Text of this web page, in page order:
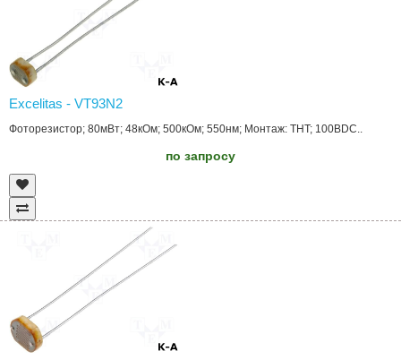
Excelitas - VT93N2
Фоторезистор; 80мВт; 48кОм; 500кОм; 550нм; Монтаж: THT; 100ВDC..
по запросу